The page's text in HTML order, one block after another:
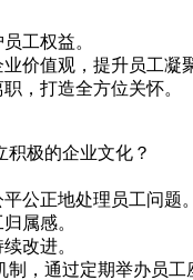
工权益。
价值观，提升员工凝
，打造全方位关怀。
极的企业文化？
公正地处理员工问题。
属感。
改进。
，通过定期举办员